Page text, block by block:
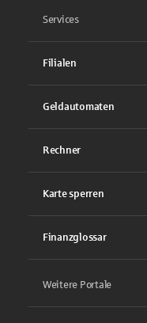
Services
Filialen
Geldautomaten
Rechner
Karte sperren
Finanzglossar
Weitere Portale